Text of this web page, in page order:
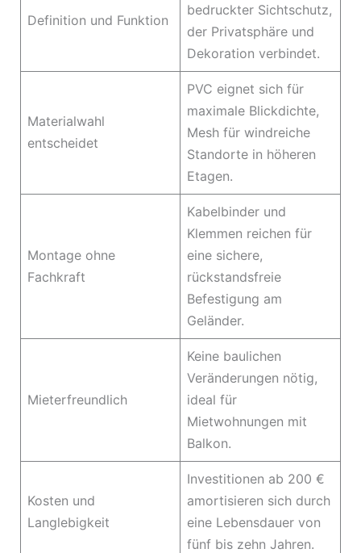
Definition und Funktion
bedruckter Sichtschutz,
der Privatsphäre und
Dekoration verbindet.
Materialwahl
entscheidet
PVC eignet sich für
maximale Blickdichte,
Mesh für windreiche
Standorte in höheren
Etagen.
Montage ohne
Fachkraft
Kabelbinder und
Klemmen reichen für
eine sichere,
rückstandsfreie
Befestigung am
Geländer.
Mieterfreundlich
Keine baulichen
Veränderungen nötig,
ideal für
Mietwohnungen mit
Balkon.
Kosten und
Langlebigkeit
Investitionen ab 200 €
amortisieren sich durch
eine Lebensdauer von
fünf bis zehn Jahren.